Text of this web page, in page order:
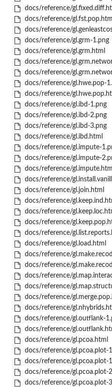
docs/reference/
docs/reference/gl.fst.pop.html
docs/reference/
docs/reference/gl.grm-1.png
docs/reference/gl.grm.html
docs/reference/
docs/reference/
docs/reference/gl.hwe.pop-
docs/reference/
docs/reference/gl.ibd-1.png
docs/reference/gl.ibd-2.png
docs/reference/gl.ibd-3.png
docs/reference/gl.ibd.html
docs/reference/gl.impute-
docs/reference/gl.impute-
docs/reference/gl.impute.html
docs/reference/
docs/reference/gl.join.html
docs/reference/
docs/reference/
docs/reference/
docs/reference/
docs/reference/gl.load.html
docs/reference/
docs/reference/
docs/reference/
docs/reference/
docs/reference/
docs/reference/
docs/reference/gl.outflank-
docs/reference/
docs/reference/gl.pcoa.html
docs/reference/gl.pcoa.plot-
docs/reference/gl.pcoa.plot-
docs/reference/gl.pcoa.plot-
docs/reference/gl.pcoa.plot-